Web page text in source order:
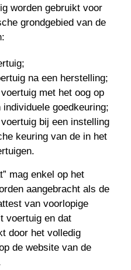
worden gebruikt voor
grondgebied van de
na een herstelling;
met het oog op
goedkeuring;
bij een instelling
keuring van de in het
mag enkel op het
aangebracht als de
van voorlopige
voertuig en dat
door het volledig
de website van de